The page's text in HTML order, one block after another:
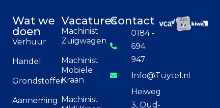
Wat we
doen
Verhuur
Handel
Grondstoffen
Aanneming
Vacatures
Machinist
Zuigwagen
Machinist
Mobiele
Kraan
Machinist
Contact
0184 -
694
947
Info@Tuytel.nl
Heiweg
3, Oud-